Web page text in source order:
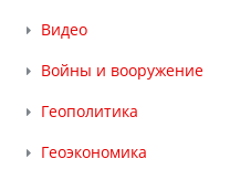
Видео
Войны и вооружение
Геополитика
Геоэкономика